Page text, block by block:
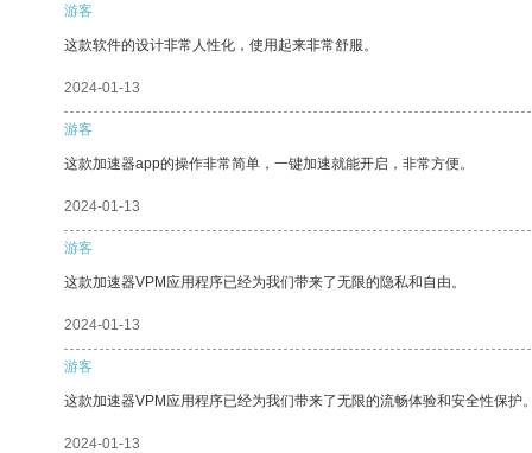
游客
这款软件的设计非常人性化，使用起来非常舒服。
2024-01-13
游客
这款加速器app的操作非常简单，一键加速就能开启，非常方便。
2024-01-13
游客
这款加速器VPM应用程序已经为我们带来了无限的隐私和自由。
2024-01-13
游客
这款加速器VPM应用程序已经为我们带来了无限的流畅体验和安全性保护
2024-01-13